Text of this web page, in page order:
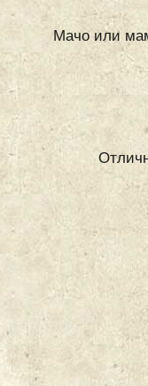
Мачо или